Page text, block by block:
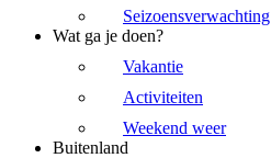
Seizoensverwachting
Wat ga je doen?
Vakantie
Activiteiten
Weekend weer
Buitenland